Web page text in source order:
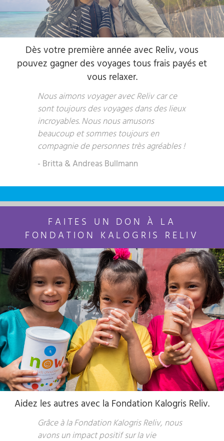
Dès votre première année avec Reliv, vous
pouvez gagner des voyages tous frais payés et
vous relaxer.
Nous aimons voyager avec Reliv car ce
sont toujours des voyages dans des lieux
incroyables. Nous nous amusons
beaucoup et sommes toujours en
compagnie de personnes très agréables !
- Britta & Andreas Bullmann
FAITES UN DON À LA
FONDATION KALOGRIS RELIV
Aidez les autres avec la Fondation Kalogris Reliv.
Grâce à la Fondation Kalogris Reliv, nous
avons un impact positif sur la vie